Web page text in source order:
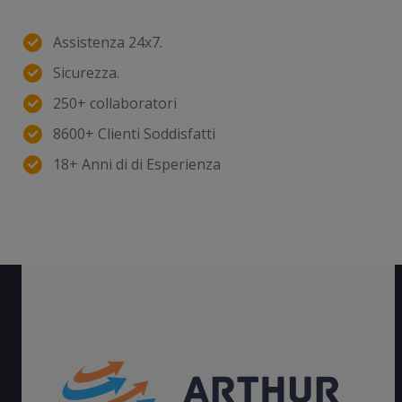
Assistenza 24x7.
Sicurezza.
250+ collaboratori
8600+ Clienti Soddisfatti
18+ Anni di di Esperienza